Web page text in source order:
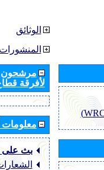
الوثائق
المنشورات
مرشحون
لأفرقة
بث على